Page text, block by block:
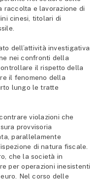
raccolta e lavorazione di
cinesi, titolari di
dell’attività investigativa
nei confronti della
il rispetto della
il fenomeno della
lungo le tratte
violazioni che
provvisoria
parallelamente
di natura fiscale.
che la società in
per operazioni inesistenti
Nel corso delle